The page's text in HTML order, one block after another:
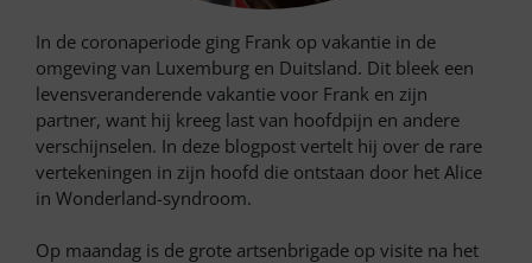
In de coronaperiode ging Frank op vakantie in de
omgeving van Luxemburg en Duitsland. Dit bleek een
levensveranderende vakantie voor Frank en zijn
partner, want hij kreeg last van hoofdpijn en andere
verschijnselen. In deze blogpost vertelt hij over de rare
vertekeningen in zijn hoofd die ontstaan door het Alice
in Wonderland-syndroom.
Op maandag is de grote artsenbrigade op visite na het